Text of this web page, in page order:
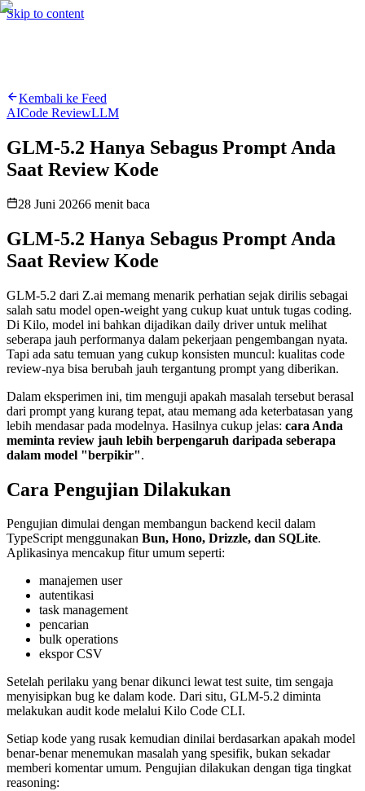
Skip to content
Cari⌘K Hire me
Kembali ke Feed
AICode ReviewLLM
GLM-5.2 Hanya Sebagus Prompt Anda
Saat Review Kode
28 Juni 20266 menit baca
GLM-5.2 Hanya Sebagus Prompt Anda
Saat Review Kode
GLM-5.2 dari Z.ai memang menarik perhatian sejak dirilis sebagai
salah satu model open-weight yang cukup kuat untuk tugas coding.
Di Kilo, model ini bahkan dijadikan daily driver untuk melihat
seberapa jauh performanya dalam pekerjaan pengembangan nyata.
Tapi ada satu temuan yang cukup konsisten muncul: kualitas code
review-nya bisa berubah jauh tergantung prompt yang diberikan.
Dalam eksperimen ini, tim menguji apakah masalah tersebut berasal
dari prompt yang kurang tepat, atau memang ada keterbatasan yang
lebih mendasar pada modelnya. Hasilnya cukup jelas: cara Anda
meminta review jauh lebih berpengaruh daripada seberapa
dalam model "berpikir".
Cara Pengujian Dilakukan
Pengujian dimulai dengan membangun backend kecil dalam
TypeScript menggunakan Bun, Hono, Drizzle, dan SQLite.
Aplikasinya mencakup fitur umum seperti:
manajemen user
autentikasi
task management
pencarian
bulk operations
ekspor CSV
Setelah perilaku yang benar dikunci lewat test suite, tim sengaja
menyisipkan bug ke dalam kode. Dari situ, GLM-5.2 diminta
melakukan audit kode melalui Kilo Code CLI.
Setiap kode yang rusak kemudian dinilai berdasarkan apakah model
benar-benar menemukan masalah yang spesifik, bukan sekadar
memberi komentar umum. Pengujian dilakukan dengan tiga tingkat
reasoning: